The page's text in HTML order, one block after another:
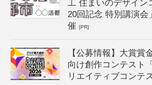
工 住まいのデザイン
20回記念 特別講演会
催[PR]
【公募情報】大賞賞
向け創作コンテスト
リエイティブコンテ